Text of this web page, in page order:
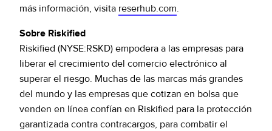
más información, visita reserhub.com.
Sobre Riskified
Riskified (NYSE:RSKD) empodera a las empresas para
liberar el crecimiento del comercio electrónico al
superar el riesgo. Muchas de las marcas más grandes
del mundo y las empresas que cotizan en bolsa que
venden en línea confían en Riskified para la protección
garantizada contra contracargos, para combatir el